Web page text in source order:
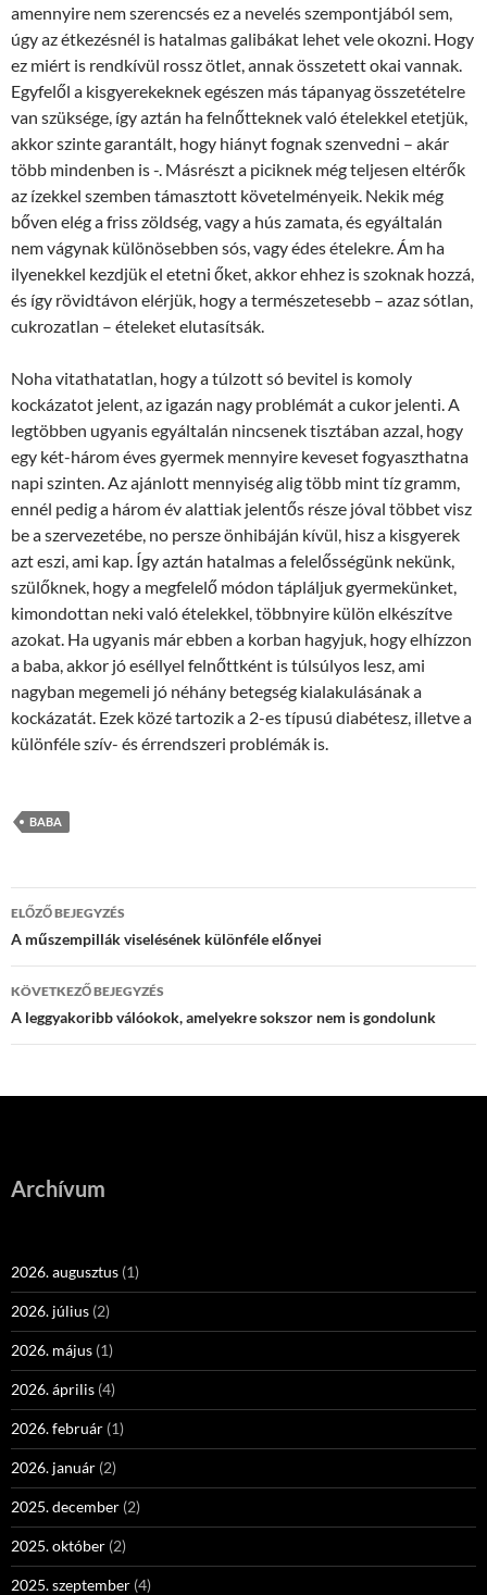
amennyire nem szerencsés ez a nevelés szempontjából sem,
úgy az étkezésnél is hatalmas galibákat lehet vele okozni. Hogy
ez miért is rendkívül rossz ötlet, annak összetett okai vannak.
Egyfelől a kisgyerekeknek egészen más tápanyag összetételre
van szüksége, így aztán ha felnőtteknek való ételekkel etetjük,
akkor szinte garantált, hogy hiányt fognak szenvedni – akár
több mindenben is -. Másrészt a piciknek még teljesen eltérők
az ízekkel szemben támasztott követelményeik. Nekik még
bőven elég a friss zöldség, vagy a hús zamata, és egyáltalán
nem vágynak különösebben sós, vagy édes ételekre. Ám ha
ilyenekkel kezdjük el etetni őket, akkor ehhez is szoknak hozzá,
és így rövidtávon elérjük, hogy a természetesebb – azaz sótlan,
cukrozatlan – ételeket elutasítsák.
Noha vitathatatlan, hogy a túlzott só bevitel is komoly
kockázatot jelent, az igazán nagy problémát a cukor jelenti. A
legtöbben ugyanis egyáltalán nincsenek tisztában azzal, hogy
egy két-három éves gyermek mennyire keveset fogyaszthatna
napi szinten. Az ajánlott mennyiség alig több mint tíz gramm,
ennél pedig a három év alattiak jelentős része jóval többet visz
be a szervezetébe, no persze önhibáján kívül, hisz a kisgyerek
azt eszi, ami kap. Így aztán hatalmas a felelősségünk nekünk,
szülőknek, hogy a megfelelő módon tápláljuk gyermekünket,
kimondottan neki való ételekkel, többnyire külön elkészítve
azokat. Ha ugyanis már ebben a korban hagyjuk, hogy elhízzon
a baba, akkor jó eséllyel felnőttként is túlsúlyos lesz, ami
nagyban megemeli jó néhány betegség kialakulásának a
kockázatát. Ezek közé tartozik a 2-es típusú diabétesz, illetve a
különféle szív- és érrendszeri problémák is.
BABA
Bejegyzés
navigáció
ELŐZŐ BEJEGYZÉS
A műszempillák viselésének különféle előnyei
KÖVETKEZŐ BEJEGYZÉS
A leggyakoribb válóokok, amelyekre sokszor nem is gondolunk
Archívum
2026. augusztus (1)
2026. július (2)
2026. május (1)
2026. április (4)
2026. február (1)
2026. január (2)
2025. december (2)
2025. október (2)
2025. szeptember (4)